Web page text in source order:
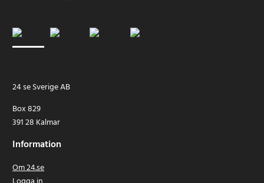
24 se Sverige AB
Box 829
391 28 Kalmar
Information
Om 24.se